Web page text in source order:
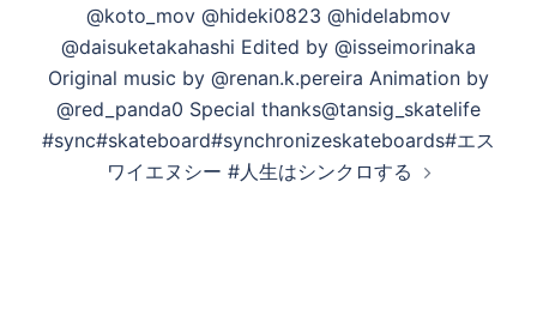
@koto_mov @hideki0823 @hidelabmov
@daisuketakahashi Edited by @isseimorinaka
Original music by @renan.k.pereira Animation by
@red_panda0 Special thanks@tansig_skatelife
#sync#skateboard#synchronizeskateboards#エス
ワイエヌシー #人生はシンクロする